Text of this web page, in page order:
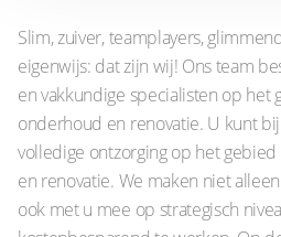
Slim, zuiver, teamplayers,
eigenwijs: dat zijn wij! Ons team
en vakkundige specialisten op het
onderhoud en renovatie. U kunt
volledige ontzorging op het
en renovatie. We maken niet
ook met u mee op strategisch